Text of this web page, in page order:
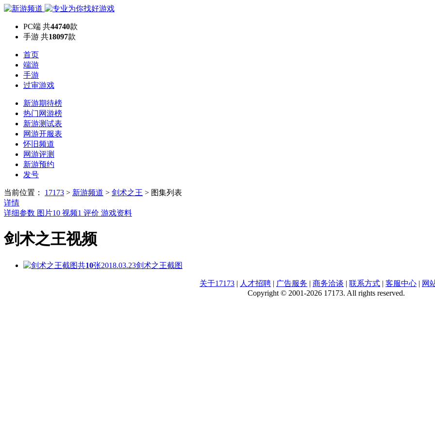
PC端 共44740款
手游 共18097款
首页
端游
手游
过审游戏
新游期待榜
热门网游榜
新游测试表
网游开服表
怀旧频道
网游评测
新游预约
发号
当前位置： 17173 > 新游频道 > 剑术之王 > 图集列表
详情
详细参数 图片10 视频1 评价 游戏资料
剑术之王视频
共10张2018.03.23剑术之王截图
关于17173 | 人才招聘 | 广告服务 | 商务洽谈 | 联系方式 | 客服中心 | 网
Copyright © 2001-2026 17173. All rights reserved.